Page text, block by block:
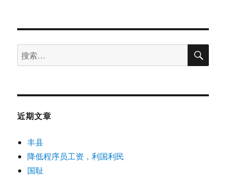
个
是
辜
搜
索：
搜
近期文章
丰县
降低程序员工资，利国利民
国耻